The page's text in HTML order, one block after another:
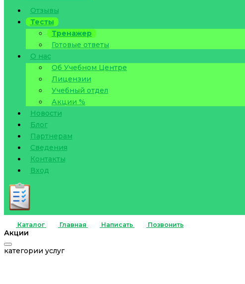
Отзывы
Тесты
Тренажер
Готовые ответы
О нас
Об Учебном Центре
Лицензии
Учебный отдел
Акции %
Новости
Блог
Партнерам
Сведения
Контакты
Вход
Каталог Главная Написать Позвонить
Акции
категории услуг